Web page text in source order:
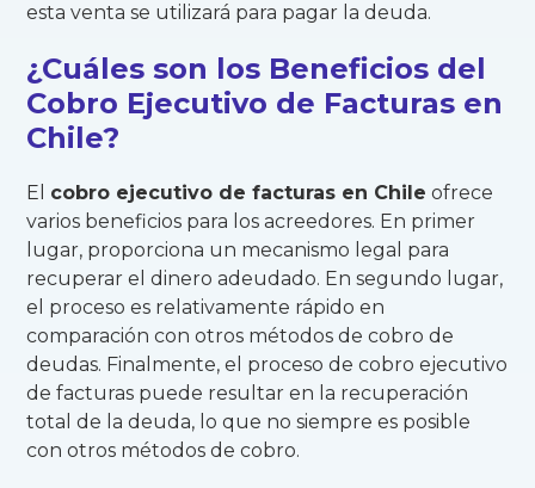
esta venta se utilizará para pagar la deuda.
¿Cuáles son los Beneficios del
Cobro Ejecutivo de Facturas en
Chile?
El cobro ejecutivo de facturas en Chile ofrece
varios beneficios para los acreedores. En primer
lugar, proporciona un mecanismo legal para
recuperar el dinero adeudado. En segundo lugar,
el proceso es relativamente rápido en
comparación con otros métodos de cobro de
deudas. Finalmente, el proceso de cobro ejecutivo
de facturas puede resultar en la recuperación
total de la deuda, lo que no siempre es posible
con otros métodos de cobro.